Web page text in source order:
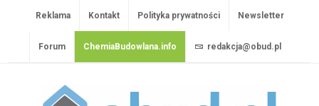
Reklama Kontakt Polityka prywatności Newsletter
Forum ChemiaBudowlana.info redakcja@obud.pl